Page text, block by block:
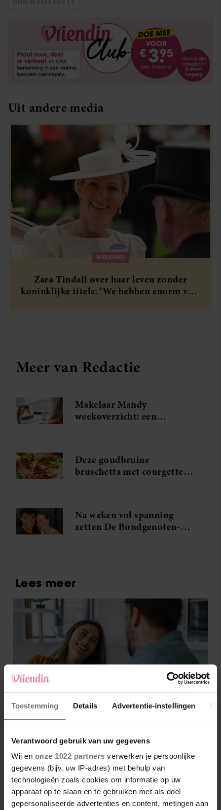
Toestemming Details Advertentie-instellingen
Verantwoord gebruik van uw gegevens
Wij en onze 1022 partners verwerken je persoonlijke
gegevens (bijv. uw IP-adres) met behulp van
technologieën zoals cookies om informatie op uw
apparaat op te slaan en te gebruiken met als doel
gepersonaliseerde advertenties en content, metingen aan
Uit andere media
WEEKEND
Zara Tindall over haar leven zonder
koninklijke titels: ‘We hebben enorm veel
Meer van Redactie
Makelaar Mandy
weekoverzicht: een
Deze goudbruine
bruschetta met courgette
Na weken vol spanning
zetten De Bondgenoten-